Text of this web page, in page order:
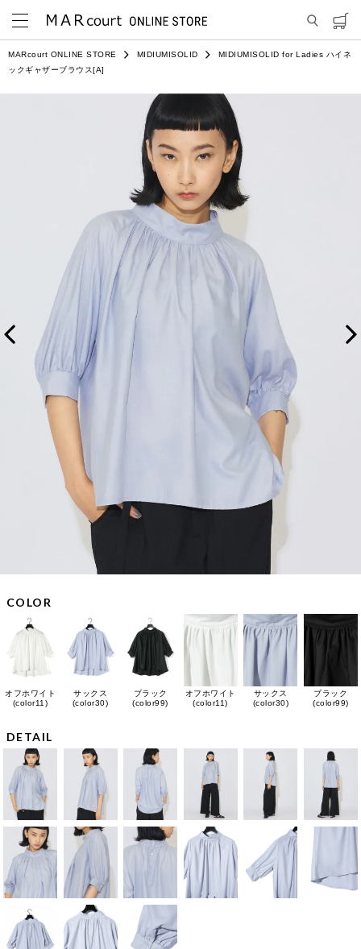
MARcourt ONLINE STORE MIDIUMISOLID
MIDIUMISOLID for Ladies ハイネ
ックギャザーブラウス[A]
COLOR
オフホワイト
(color11)
サックス
(color30)
ブラック
(color99)
オフホワイト
(color11)
サックス
(color30)
ブラック
(color99)
DETAIL